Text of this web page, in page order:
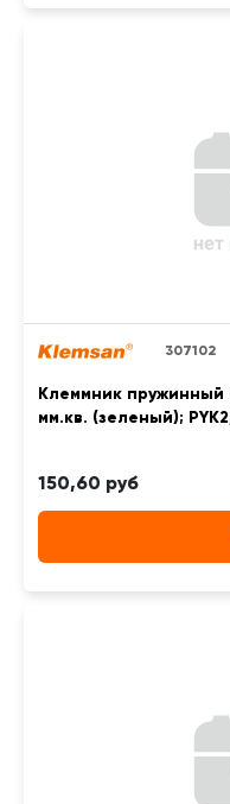
307102
Клеммник пружинный
мм.кв. (зеленый);
150,60 руб